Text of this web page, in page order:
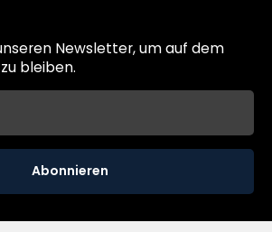
Newsletter, um auf dem
bleiben.
Abonnieren